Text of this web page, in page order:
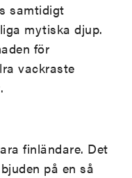
samtidigt
mytiska djup.
för
vackraste
finländare. Det
på en så